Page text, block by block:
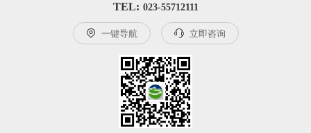
TEL: 023-55712111
 一键导航  立即咨询